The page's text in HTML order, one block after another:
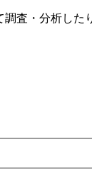
査・分析し